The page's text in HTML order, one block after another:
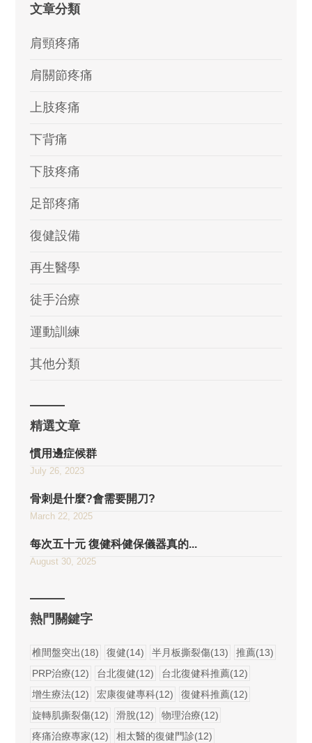
文章分類
肩頸疼痛
肩關節疼痛
上肢疼痛
下背痛
下肢疼痛
足部疼痛
復健設備
再生醫學
徒手治療
運動訓練
其他分類
精選文章
慣用邊症候群
July 26, 2023
骨刺是什麼?會需要開刀?
March 22, 2025
每次五十元 復健科健保儀器真的...
August 30, 2025
熱門關鍵字
椎間盤突出(18) 復健(14) 半月板撕裂傷(13)
推薦(13)
PRP治療(12)
台北復健(12)
台北復健科推薦(12)
增生療法(12)
宏康復健專科(12)
復健科推薦(12)
旋轉肌撕裂傷(12)
滑脫(12)
物理治療(12)
疼痛治療專家(12)
相太醫的復健門診(12)